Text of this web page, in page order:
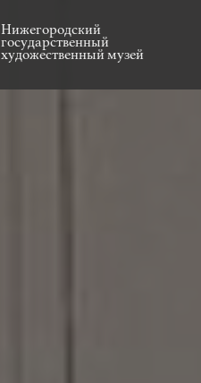
Нижегородский
государственный
художественный музей